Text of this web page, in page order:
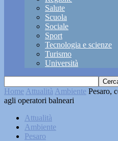
Salute
Scuola
Sociale
Sport
Tecnologia e scienze
Turismo
Università
Home Attualità Ambiente Pesaro,
agli operatori balneari
Attualità
Ambiente
Pesaro